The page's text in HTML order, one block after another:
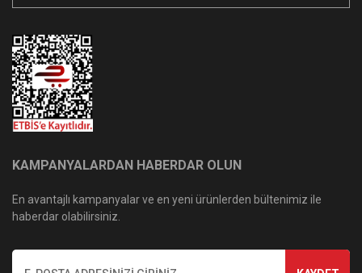
KAMPANYALARDAN HABERDAR OLUN
En avantajlı kampanyalar ve en yeni ürünlerden bültenimiz ile
haberdar olabilirsiniz.